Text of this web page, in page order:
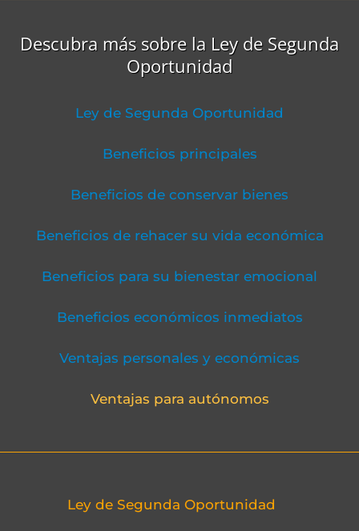
Descubra más sobre la Ley de Segunda
Oportunidad
Ley de Segunda Oportunidad
Beneficios principales
Beneficios de conservar bienes
Beneficios de rehacer su vida económica
Beneficios para su bienestar emocional
Beneficios económicos inmediatos
Ventajas personales y económicas
Ventajas para autónomos
Ley de Segunda Oportunidad